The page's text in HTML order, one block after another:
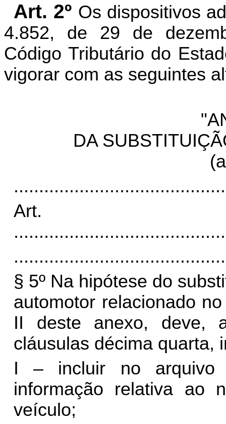
Art. 2º Os dispositivos
4.852, de 29 de
Código Tributário do
vigorar com as seguintes
DA
§ 5º Na hipótese do
automotor relacionado
II deste anexo, deve,
cláusulas décima quarta,
I – incluir no arquivo
informação relativa ao
veículo;